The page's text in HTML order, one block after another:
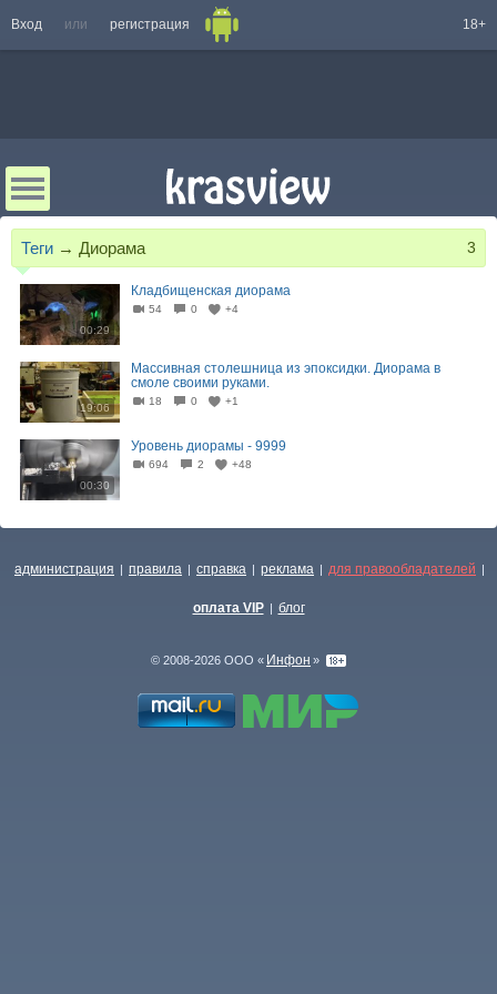
Вход или регистрация 18+
Теги → Диорама 3
00:29
Кладбищенская диорама
54 0 +4
19:06
Массивная столешница из эпоксидки. Диорама в
смоле своими руками.
18 0 +1
00:30
Уровень диорамы - 9999
694 2 +48
администрация | правила | справка | реклама | для правообладателей |
оплата VIP | блог
© 2008-2026 ООО « Инфон »